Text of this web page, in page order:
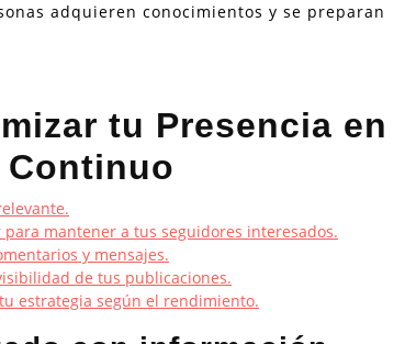
adquieren conocimientos y se preparan
tu Presencia en
mantener a tus seguidores interesados.
y mensajes.
de tus publicaciones.
estrategia según el rendimiento.